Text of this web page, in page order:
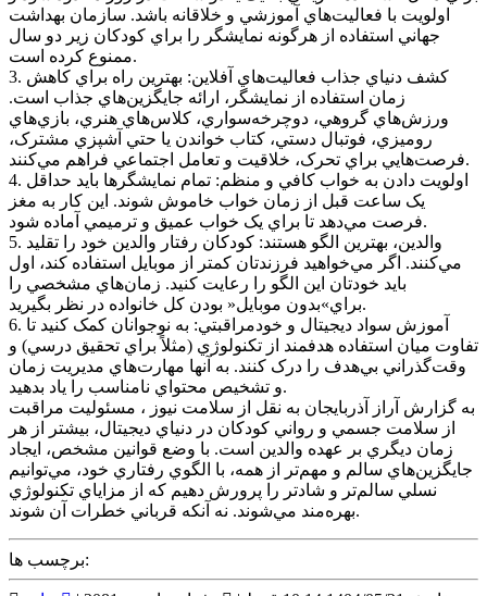
اولويت با فعاليت‌هاي آموزشي و خلاقانه باشد. سازمان بهداشت
جهاني استفاده از هرگونه نمايشگر را براي کودکان زير دو سال
ممنوع کرده است.
3. کشف دنياي جذاب فعاليت‌هاي آفلاين: بهترين راه براي کاهش
زمان استفاده از نمايشگر، ارائه جايگزين‌هاي جذاب است.
ورزش‌هاي گروهي، دوچرخه‌سواري، کلاس‌هاي هنري، بازي‌هاي
روميزي، فوتبال دستي، کتاب خواندن يا حتي آشپزي مشترک،
فرصت‌هايي براي تحرک، خلاقيت و تعامل اجتماعي فراهم مي‌کنند.
4. اولويت دادن به خواب کافي و منظم: تمام نمايشگرها بايد حداقل
يک ساعت قبل از زمان خواب خاموش شوند. اين کار به مغز
فرصت مي‌دهد تا براي يک خواب عميق و ترميمي آماده شود.
5. والدين، بهترين الگو هستند: کودکان رفتار والدين خود را تقليد
مي‌کنند. اگر مي‌خواهيد فرزندتان کمتر از موبايل استفاده کند، اول
بايد خودتان اين الگو را رعايت کنيد. زمان‌هاي مشخصي را
براي»بدون موبايل« بودن کل خانواده در نظر بگيريد.
6. آموزش سواد ديجيتال و خودمراقبتي: به نوجوانان کمک کنيد تا
تفاوت ميان استفاده هدفمند از تکنولوژي (مثلاً براي تحقيق درسي) و
وقت‌گذراني بي‌هدف را درک کنند. به آنها مهارت‌هاي مديريت زمان
و تشخيص محتواي نامناسب را ياد بدهيد.
به گزارش آراز آذربايجان به نقل از سلامت نيوز ، مسئوليت مراقبت
از سلامت جسمي و رواني کودکان در دنياي ديجيتال، بيشتر از هر
زمان ديگري بر عهده والدين است. با وضع قوانين مشخص، ايجاد
جايگزين‌هاي سالم و مهم‌تر از همه، با الگوي رفتاري خود، مي‌توانيم
نسلي سالم‌تر و شادتر را پرورش دهيم که از مزاياي تکنولوژي
بهره‌مند مي‌شوند. نه آنکه قرباني خطرات آن شوند.
برچسب ها: